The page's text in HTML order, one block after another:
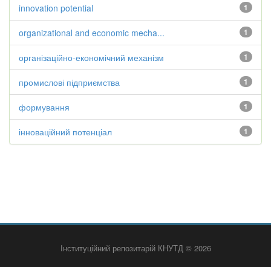
1
innovation potential
1
organizational and economic mecha...
1
організаційно-економічний механізм
1
промислові підприємства
1
формування
1
інноваційний потенціал
Інституційний репозитарій КНУТД © 2026